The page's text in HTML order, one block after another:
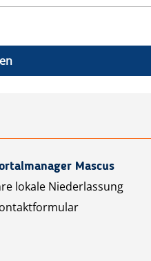
Mascus
lokale Niederlassung